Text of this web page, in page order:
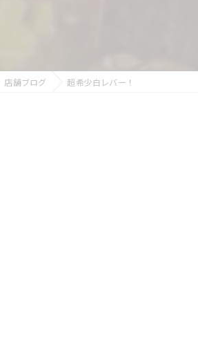
店舗ブログ 超希少白レバー！